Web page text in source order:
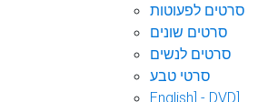
סרטים לפעוטות
סרטים שונים
סרטים לנשים
סרטי טבע
English] - DVD]